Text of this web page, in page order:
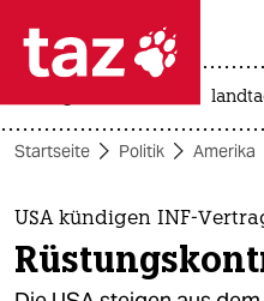
 taz
taz zahl
themen
politik
Startseite Politik Amerika
USA kündigen INF-